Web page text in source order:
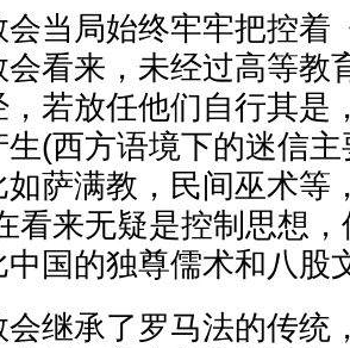
局始终牢牢把控着
看来，未经过高等教
若放任他们自行其是
(西方语境下的迷信
萨满教，民间巫术等
看来无疑是控制思想
国的独尊儒术和八股
承了罗马法的传统